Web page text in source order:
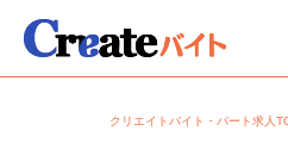
クリエイトバイト・パート求人